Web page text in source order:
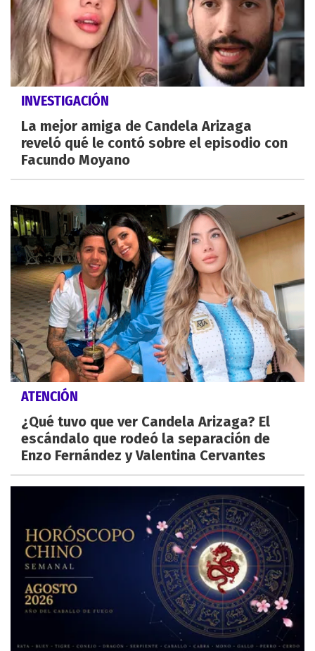
INVESTIGACIÓN
La mejor amiga de Candela Arizaga
reveló qué le contó sobre el episodio con
Facundo Moyano
ATENCIÓN
¿Qué tuvo que ver Candela Arizaga? El
escándalo que rodeó la separación de
Enzo Fernández y Valentina Cervantes